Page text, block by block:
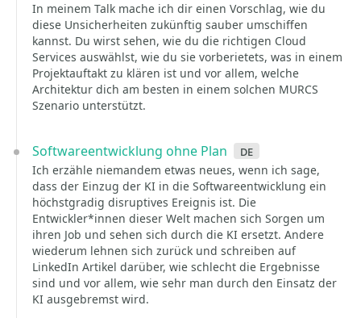
In meinem Talk mache ich dir einen Vorschlag, wie du
diese Unsicherheiten zukünftig sauber umschiffen
kannst. Du wirst sehen, wie du die richtigen Cloud
Services auswählst, wie du sie vorberietets, was in einem
Projektauftakt zu klären ist und vor allem, welche
Architektur dich am besten in einem solchen MURCS
Szenario unterstützt.
Softwareentwicklung ohne Plan de
Ich erzähle niemandem etwas neues, wenn ich sage,
dass der Einzug der KI in die Softwareentwicklung ein
höchstgradig disruptives Ereignis ist. Die
Entwickler*innen dieser Welt machen sich Sorgen um
ihren Job und sehen sich durch die KI ersetzt. Andere
wiederum lehnen sich zurück und schreiben auf
LinkedIn Artikel darüber, wie schlecht die Ergebnisse
sind und vor allem, wie sehr man durch den Einsatz der
KI ausgebremst wird.